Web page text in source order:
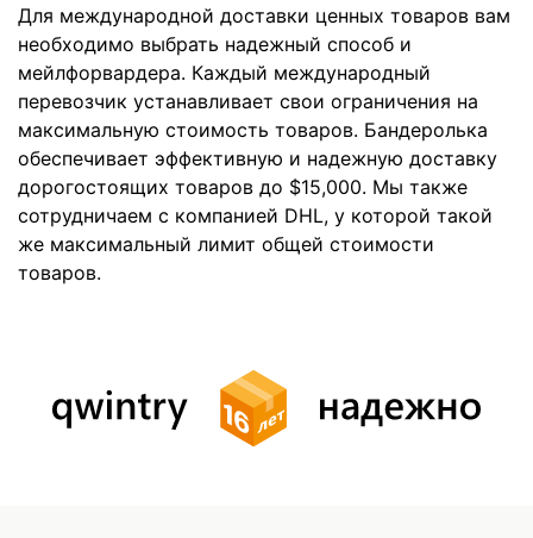
Для международной доставки ценных товаров вам
необходимо выбрать надежный способ и
мейлфорвардера. Каждый международный
перевозчик устанавливает свои ограничения на
максимальную стоимость товаров. Бандеролька
обеспечивает эффективную и надежную доставку
дорогостоящих товаров до $15,000. Мы также
сотрудничаем с компанией DHL, у которой такой
же максимальный лимит общей стоимости
товаров.